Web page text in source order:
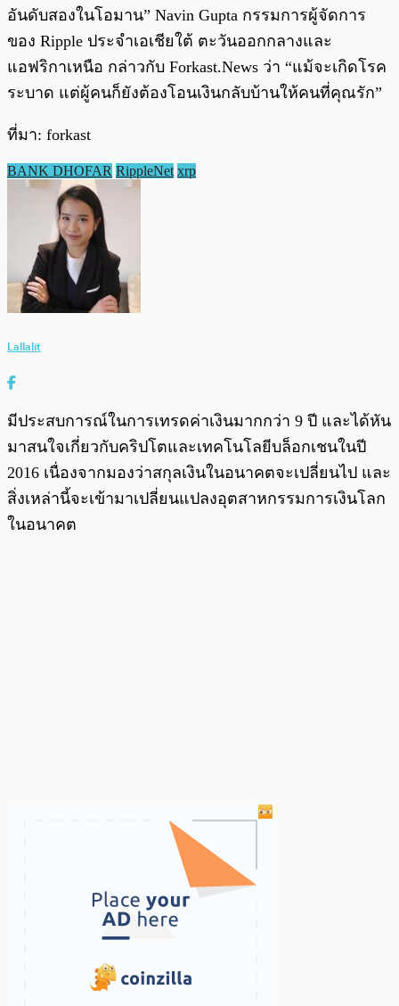
อันดับสองในโอมาน” Navin Gupta กรรมการผู้จัดการ
ของ Ripple ประจำเอเชียใต้ ตะวันออกกลางและ
แอฟริกาเหนือ กล่าวกับ Forkast.News ว่า “แม้จะเกิดโรค
ระบาด แต่ผู้คนก็ยังต้องโอนเงินกลับบ้านให้คนที่คุณรัก”
ที่มา: forkast
BANK DHOFAR RippleNet xrp
Lallalit
มีประสบการณ์ในการเทรดค่าเงินมากกว่า 9 ปี และได้หัน
มาสนใจเกี่ยวกับคริปโตและเทคโนโลยีบล็อกเชนในปี
2016 เนื่องจากมองว่าสกุลเงินในอนาคตจะเปลี่ยนไป และ
สิ่งเหล่านี้จะเข้ามาเปลี่ยนแปลงอุตสาหกรรมการเงินโลก
ในอนาคต